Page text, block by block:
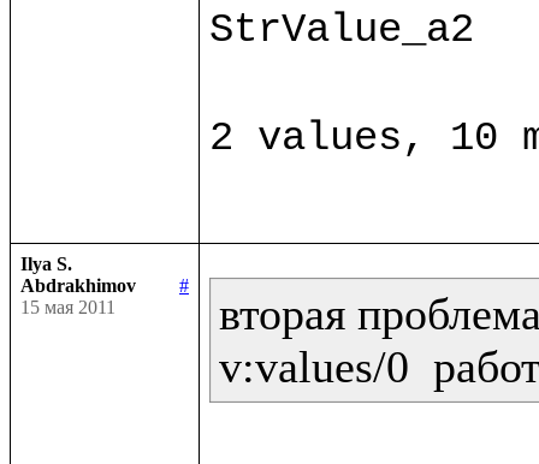
StrValue_a2
Ilya S.
Abdrakhimov
#
15 мая 2011
вторая
v:values/0